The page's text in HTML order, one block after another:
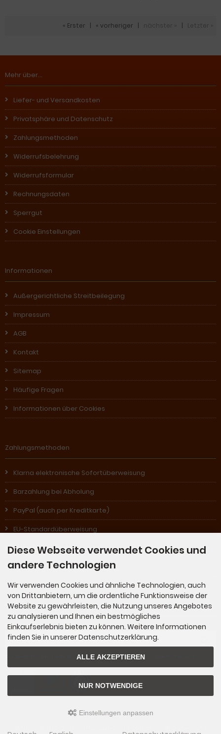
« Erster « vorheriger
Mehr über...
Liefer- und Versandkosten
Privatsphäre und Datenschutz
Zahlungsmethoden
Widerrufsbelehrung
Widerrufsformular
Rechnungsdaten
Sperrgut
Cookie Einstellungen
Informationen
Außergerichtliche Streitbeilegung
Impressum
AGB
Kontakt
Sitemap
Häufige Fragen
Informationen über Cookies
Zahlungsmethoden
Klarna elektronische Sofortüberweisung
Barzahlung bei Abholung
PayPal (auch per Kreditkarte)
EU-Standardüberweisung
Nachnahme (in Österreich)
Rechnung (für Stammkunden)
Newsletter-Anmeldung
E-Mail-Adresse:
Der Newsletter kann jederzeit hier oder in Ihrem Kundenkonto abbestellt werden.
Diese Webseite verwendet Cookies und
andere Technologien
Wir verwenden Cookies und ähnliche Technologien, auch
von Drittanbietern, um die ordentliche Funktionsweise der
Website zu gewährleisten, die Nutzung unseres Angebotes
zu analysieren und Ihnen ein bestmögliches
Einkaufserlebnis bieten zu können. Weitere Informationen
finden Sie in unserer Datenschutzerklärung.
ALLE AKZEPTIEREN
NUR NOTWENDIGE
Einstellungen anpassen